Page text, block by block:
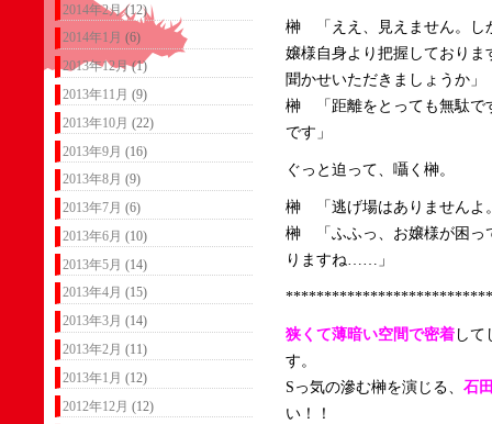
2014年2月(12)
2014年1月 (6)
2013年12月(1)
2013年11月 (9)
2013年10月 (22)
2013年9月 (16)
2013年8月 (9)
2013年7月 (6)
2013年6月 (10)
2013年5月 (14)
2013年4月 (15)
2013年3月 (14)
2013年2月 (11)
2013年1月 (12)
2012年12月 (12)
榊 「ええ、見えません。し
嬢様自身より把握しており
聞かせいただきましょうか」
榊 「距離をとっても無駄で
です」
ぐっと迫って、囁く榊。
榊 「逃げ場はありませんよ
榊 「ふふっ、お嬢様が困っ
りますね……」
狭くて薄暗い空間で密着 して
す。
Sっ気の滲む榊を演じる、 石
い！！